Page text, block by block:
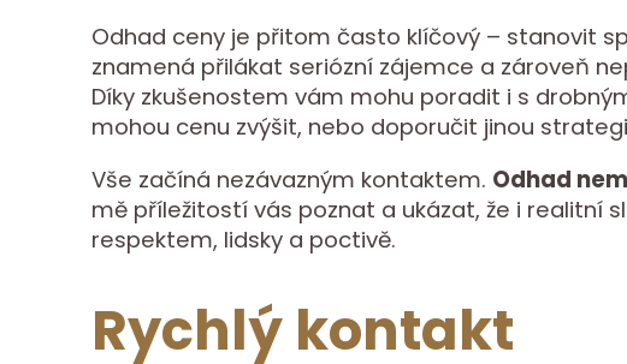
Odhad ceny je přitom často klíčový – stanovit
znamená přilákat seriózní zájemce a zároveň
Díky zkušenostem vám mohu poradit i s
mohou cenu zvýšit, nebo doporučit jinou
Vše začíná nezávazným kontaktem. Odhad
mě příležitostí vás poznat a ukázat, že i realitní
respektem, lidsky a poctivě.
Rychlý kontakt